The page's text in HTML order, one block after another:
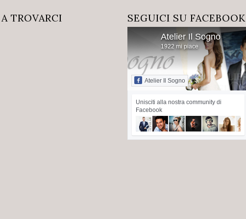
TROVARCI SEGUICI SU FACEBOOK
Atelier Il Sogno
1922 mi piace
Atelier Il Sogno
Unisciti alla nostra community di
Facebook